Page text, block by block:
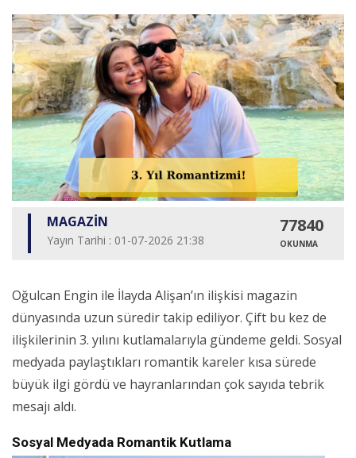
MAGAZİN
Yayın Tarihi : 01-07-2026 21:38
77840
OKUNMA
Oğulcan Engin ile İlayda Alişan’ın ilişkisi magazin
dünyasında uzun süredir takip ediliyor. Çift bu kez de
ilişkilerinin 3. yılını kutlamalarıyla gündeme geldi. Sosyal
medyada paylaştıkları romantik kareler kısa sürede
büyük ilgi gördü ve hayranlarından çok sayıda tebrik
mesajı aldı.
Sosyal Medyada Romantik Kutlama